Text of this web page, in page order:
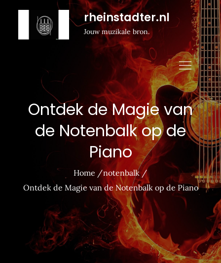
rheinstadter.nl
Jouw muzikale bron.
Ontdek de Magie van
de Notenbalk op de
Piano
Home
notenbalk
Ontdek de Magie van de Notenbalk op de Piano